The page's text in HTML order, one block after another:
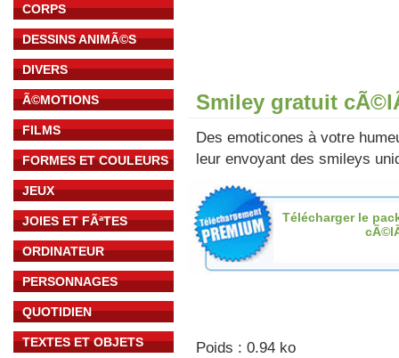
CORPS
DESSINS ANIMÃ©S
DIVERS
Ã©MOTIONS
FILMS
FORMES ET COULEURS
JEUX
JOIES ET FÃªTES
ORDINATEUR
PERSONNAGES
QUOTIDIEN
TEXTES ET OBJETS
Smiley gratuit
Des emoticones à votre
leur envoyant des smileys
Télécharger le
Poids : 0.94 ko